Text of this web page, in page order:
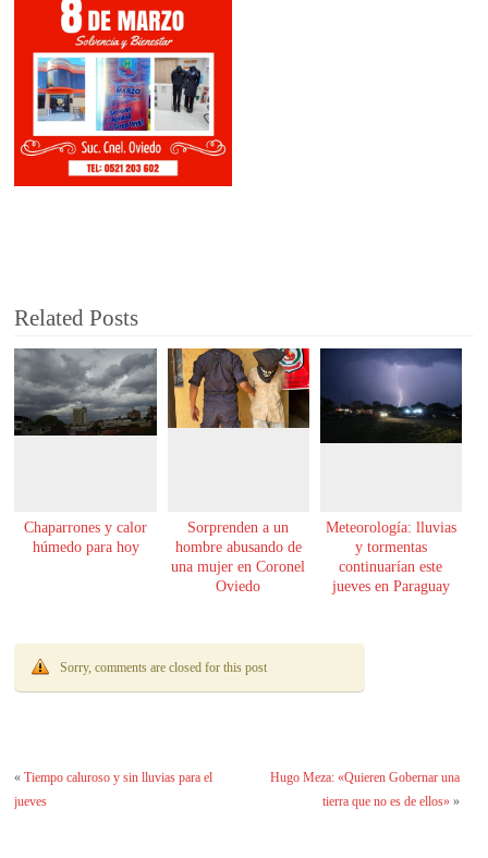
Related Posts
Chaparrones y calor
húmedo para hoy
Sorprenden a un
hombre abusando de
una mujer en Coronel
Oviedo
Meteorología: lluvias
y tormentas
continuarían este
jueves en Paraguay
Sorry, comments are closed for this post
«Tiempo caluroso y sin lluvias para el
jueves
Hugo Meza: «Quieren Gobernar una
tierra que no es de ellos»»